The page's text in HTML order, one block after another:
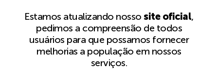
Estamos atualizando nossosite oficial,
pedimos a compreensão de todos
usuários para que possamos fornecer
melhorias a população em nossos
serviços.